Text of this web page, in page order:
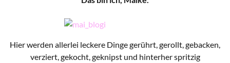
Hier werden allerlei leckere Dinge gerührt, gerollt, gebacken,
verziert, gekocht, geknipst und hinterher spritzig